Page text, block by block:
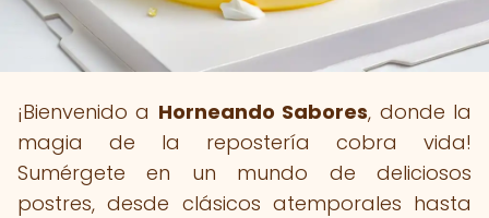
¡Bienvenido a Horneando Sabores, donde la
magia de la repostería cobra vida!
Sumérgete en un mundo de deliciosos
postres, desde clásicos atemporales hasta